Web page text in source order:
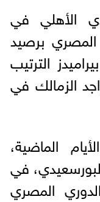
الأهلي في
المصري برصيد
الترتيب
ويتواجد الزمالك في
الماضية،
في
المصري